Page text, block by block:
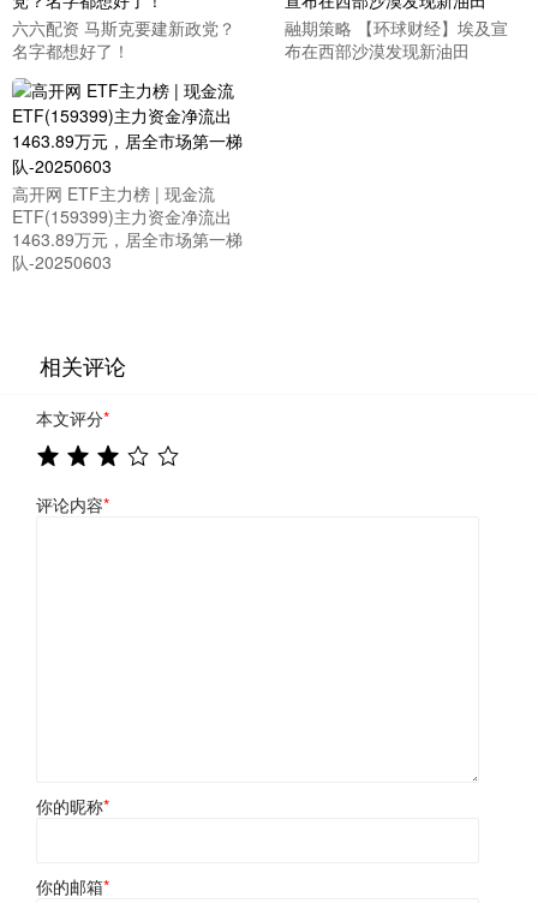
六六配资 马斯克要建新政党？
名字都想好了！
融期策略 【环球财经】埃及宣
布在西部沙漠发现新油田
高开网 ETF主力榜 | 现金流
ETF(159399)主力资金净流出
1463.89万元，居全市场第一梯
队-20250603
相关评论
本文评分*
评论内容*
你的昵称*
你的邮箱*